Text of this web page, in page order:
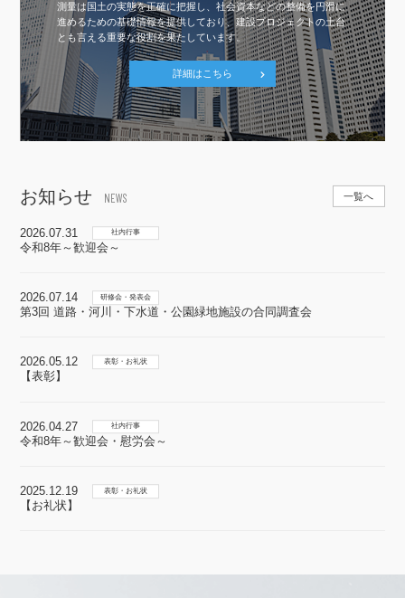
測量は国土の実態を正確に把握し、社会資本などの整備を円滑に
進めるための基礎情報を提供しており、建設プロジェクトの土台
とも言える重要な役割を果たしています。
詳細はこちら
お知らせ NEWS 一覧へ
2026.07.31
令和8年～歓迎会～
2026.07.14
第3回 道路・河川・下水道・公園緑地施設の合同調査会
2026.05.12
【表彰】
2026.04.27
令和8年～歓迎会・慰労会～
2025.12.19
【お礼状】